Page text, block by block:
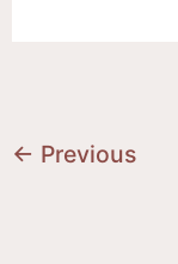
← Previous